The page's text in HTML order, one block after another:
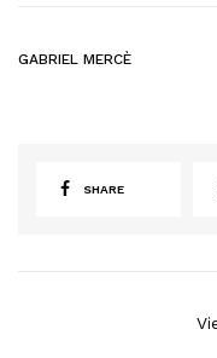
GABRIEL MERCÈ
SHARE